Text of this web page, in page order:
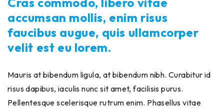
accumsan mollis, enim risus
faucibus augue, quis ullamcorper
velit est eu lorem.
Mauris at bibendum ligula, at bibendum nibh. Curabitur id
risus dapibus, iaculis nunc sit amet, facilisis purus.
Pellentesque scelerisque rutrum enim. Phasellus vitae